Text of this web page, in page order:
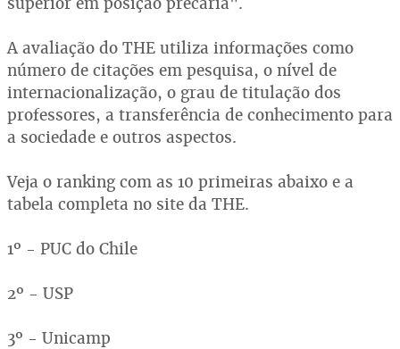
A avaliação do THE utiliza informações como
número de citações em pesquisa, o nível de
internacionalização, o grau de titulação dos
professores, a transferência de conhecimento para
a sociedade e outros aspectos.
Veja o ranking com as 10 primeiras abaixo e a
tabela completa no site da THE.
1º - PUC do Chile
2º - USP
3º - Unicamp